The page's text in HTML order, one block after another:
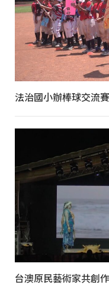
法治國小辦棒球交流
台澳原民藝術家共創